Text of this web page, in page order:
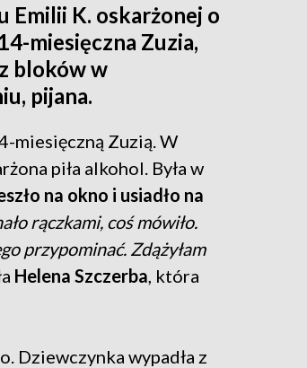
Emilii K. oskarżonej o
miesięczna Zuzia,
bloków w
pijana.
miesięczną Zuzią. W
piła alkohol. Była w
na okno i usiadło na
rączkami, coś mówiło.
przypominać. Zdążyłam
Helena Szczerba , która
Dziewczynka wypadła z